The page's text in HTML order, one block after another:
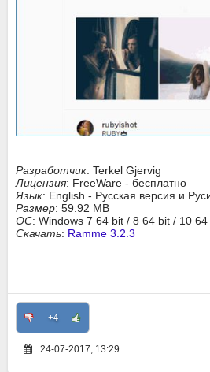
Разработчик: Terkel Gjervig
Лицензия: FreeWare - бесплатно
Язык: English - Русская версия и
Размер: 59.92 MB
ОС: Windows 7 64 bit / 8 64 bit / 10 64
Скачать: Ramme 3.2.3
+4
24-07-2017, 13:29